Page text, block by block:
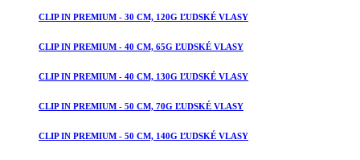
CLIP IN PREMIUM - 30 CM, 120G ĽUDSKÉ VLASY
CLIP IN PREMIUM - 40 CM, 65G ĽUDSKÉ VLASY
CLIP IN PREMIUM - 40 CM, 130G ĽUDSKÉ VLASY
CLIP IN PREMIUM - 50 CM, 70G ĽUDSKÉ VLASY
CLIP IN PREMIUM - 50 CM, 140G ĽUDSKÉ VLASY